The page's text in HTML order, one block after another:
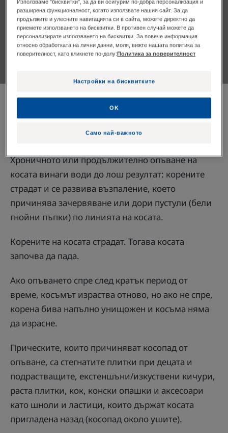
Актуализирано на15.01.24 г., одобрено отнашите
медицински експерти на DUCRAY.
Плитки, екстеншъни, стегнати кокове, ластици и
всичко, което опъва косата може да причини
Хроничното или продължително опъване на
косата винаги води до лош резултат: корените
страдат и се развива възпаление, което
причинява зачервяване или дори пустули (бели
гнойни пъпки) по линията на косата.
Корените на косата страдат. Тогава косата
започва да пада.
Ако опъването спре след кратък период от
време, косъмът израства отново, но ако не спре,
корена бива напълно унищожен и косъма няма
да израсне.
Прическите, които причиняват косопад от
опъване, са стегнатите плитки при децата и
подрастващите, екстеншъни/изкуствени кичури,
раста плитки, кок, конски опашки и аксесоари
като шноли и ластици, които държат косата
пригладена назад (косопад около ушите).
Използваме "бисквитки", за да ви осигурим по-добра персонализация и
разширена функционалност, когато използвате нашия сайт. За да
продължите и улесните навигацията си в сайта, можете директно да
приемете използването на бисквитки. В противен случай можете да
персонализирате използването на бисквитки. За повече информация
относно обработката на лични данни, моля, вижте нашата политика за
поверителност, като кликнете по-долу:Политика за поверителност
Настройки на бисквитките
Само най-важното
OK